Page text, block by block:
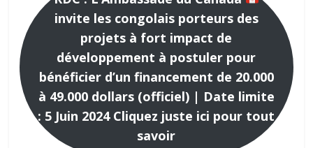
invite les congolais porteurs des
projets à fort impact de
développement à postuler pour
bénéficier d’un financement de 20.000
à 49.000 dollars (officiel) | Date limite
: 5 Juin 2024 Cliquez juste ici pour tout
savoir